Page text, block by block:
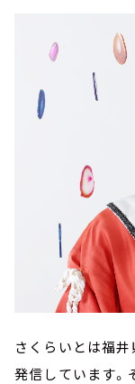
さくらいとは福
発信しています。